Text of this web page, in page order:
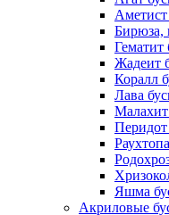
Бирюза,
Гематит
Жадеит
Коралл
Лава
Яшма
Акриловые